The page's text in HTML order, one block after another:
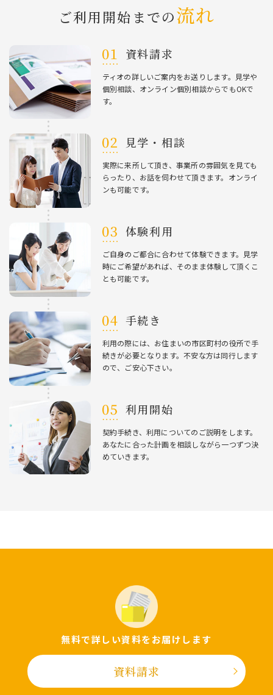
ご利⽤開始までの流れ
資料請求
ティオの詳しいご案内をお送りします。⾒学や
個別相談、オンライン個別相談からでもOKで
す。
⾒学・相談
実際に来所して頂き、事業所の雰囲気を⾒ても
らったり、お話を伺わせて頂きます。オンライ
ンも可能です。
体験利⽤
ご⾃⾝のご都合に合わせて体験できます。⾒学
時にご希望があれば、そのまま体験して頂くこ
とも可能です。
⼿続き
利⽤の際には、お住まいの市区町村の役所で⼿
続きが必要となります。不安な⽅は同⾏します
ので、ご安⼼下さい。
利⽤開始
契約⼿続き、利⽤についてのご説明をします。
あなたに合った計画を相談しながら⼀つずつ決
めていきます。
無料で詳しい資料をお届けします
資料請求